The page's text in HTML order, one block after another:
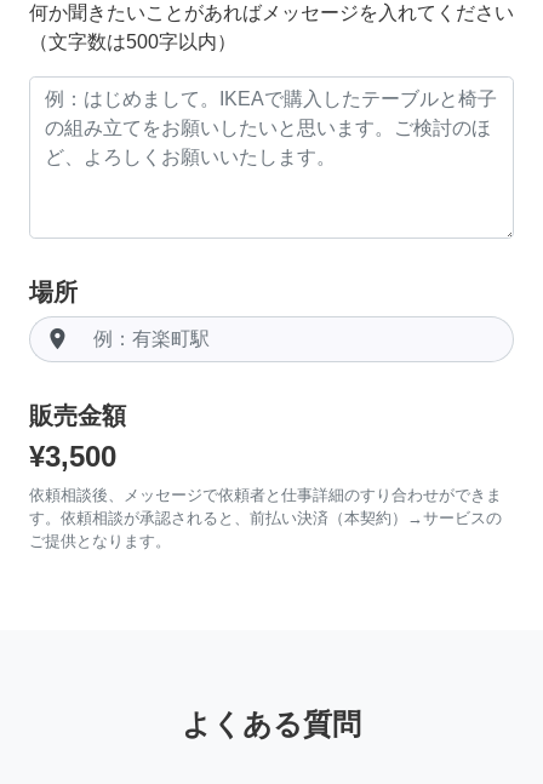
何か聞きたいことがあればメッセージを入れてください
（文字数は500字以内）
場所
room
販売金額
¥3,500
依頼相談後、メッセージで依頼者と仕事詳細のすり合わせができま
す。依頼相談が承認されると、前払い決済（本契約）→サービスの
ご提供となります。
よくある質問